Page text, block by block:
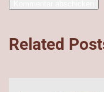
Related